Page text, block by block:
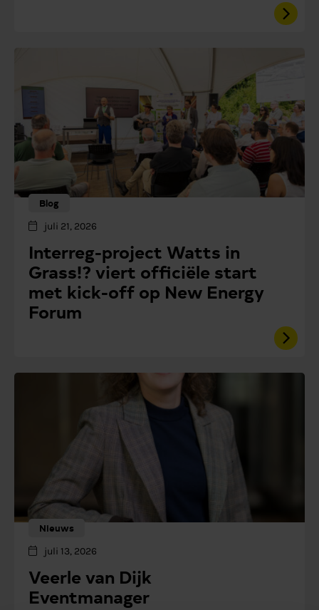
Blog
juli 21, 2026
Interreg-project Watts in
Grass!? viert officiële start
met kick-off op New Energy
Forum
Nieuws
juli 13, 2026
Veerle van Dijk
Eventmanager